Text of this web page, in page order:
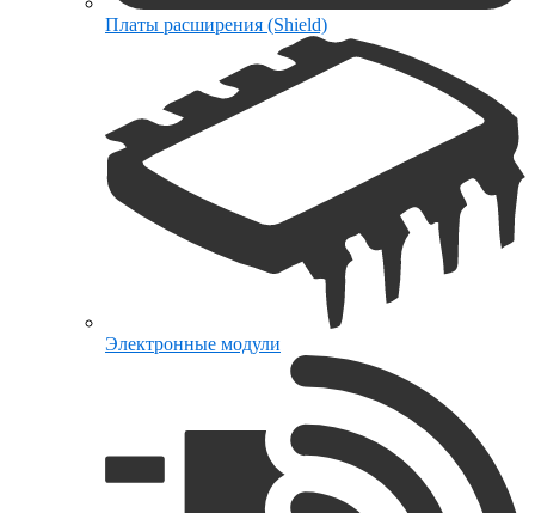
Платы расширения (Shield)
Электронные модули